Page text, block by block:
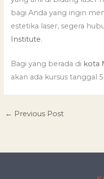
bagi Anda yang ingin
estetika laser, segera
Institute.
Bagi yang berada di kota
akan ada kursus tanggal
← Previous Post